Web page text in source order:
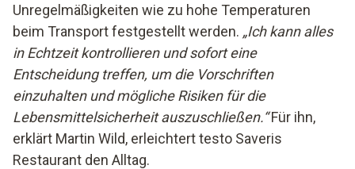
Unregelmäßigkeiten wie zu hohe Temperaturen
beim Transport festgestellt werden. „Ich kann alles
in Echtzeit kontrollieren und sofort eine
Entscheidung treffen, um die Vorschriften
einzuhalten und mögliche Risiken für die
Lebensmittelsicherheit auszuschließen.“Für ihn,
erklärt Martin Wild, erleichtert testo Saveris
Restaurant den Alltag.